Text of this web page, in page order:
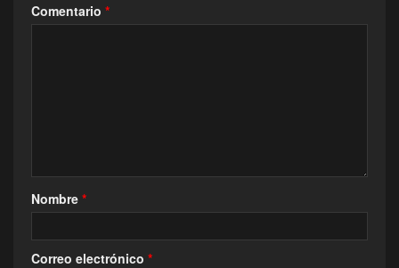
Comentario *
Nombre *
Correo electrónico *